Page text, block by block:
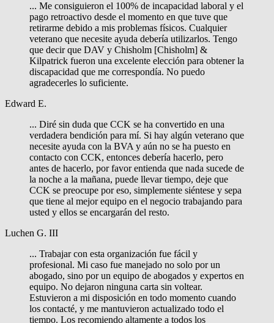
... Me consiguieron el 100% de incapacidad laboral y el
pago retroactivo desde el momento en que tuve que
retirarme debido a mis problemas físicos. Cualquier
veterano que necesite ayuda debería utilizarlos. Tengo
que decir que DAV y Chisholm [Chisholm] &
Kilpatrick fueron una excelente elección para obtener la
discapacidad que me correspondía. No puedo
agradecerles lo suficiente.
Edward E.
... Diré sin duda que CCK se ha convertido en una
verdadera bendición para mí. Si hay algún veterano que
necesite ayuda con la BVA y aún no se ha puesto en
contacto con CCK, entonces debería hacerlo, pero
antes de hacerlo, por favor entienda que nada sucede de
la noche a la mañana, puede llevar tiempo, deje que
CCK se preocupe por eso, simplemente siéntese y sepa
que tiene al mejor equipo en el negocio trabajando para
usted y ellos se encargarán del resto.
Luchen G. III
... Trabajar con esta organización fue fácil y
profesional. Mi caso fue manejado no solo por un
abogado, sino por un equipo de abogados y expertos en
equipo. No dejaron ninguna carta sin voltear.
Estuvieron a mi disposición en todo momento cuando
los contacté, y me mantuvieron actualizado todo el
tiempo. Los recomiendo altamente a todos los